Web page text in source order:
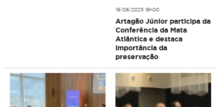
19/08/2025 19h00
Artagão Júnior participa da
Conferência da Mata
Atlântica e destaca
importância da
preservação